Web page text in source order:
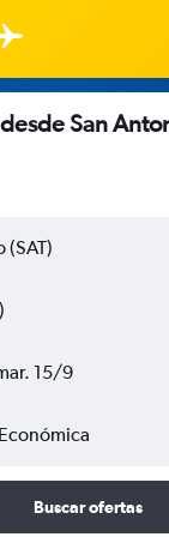
San
(SAT)
15/9
Buscar ofertas